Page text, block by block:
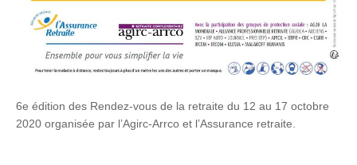
6e édition des Rendez-vous de la retraite du 12 au 17 octobre
2020 organisée par l’Agirc-Arrco et l’Assurance retraite.